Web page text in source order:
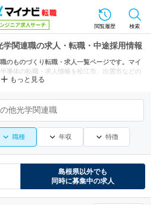
閲覧履歴 検索
関連職の求人・転職・中途採用情報
のものづくり転職・求人一覧ページです。マイ
導体の転職・求人情報を松江市、出雲市などの
もっと見る
他光学関連職
職種 年収 特徴
島根県以外でも
同時に募集中の求人